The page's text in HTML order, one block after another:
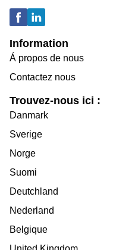
Information
Á propos de nous
Contactez nous
Trouvez-nous ici :
Danmark
Sverige
Norge
Suomi
Deutchland
Nederland
Belgique